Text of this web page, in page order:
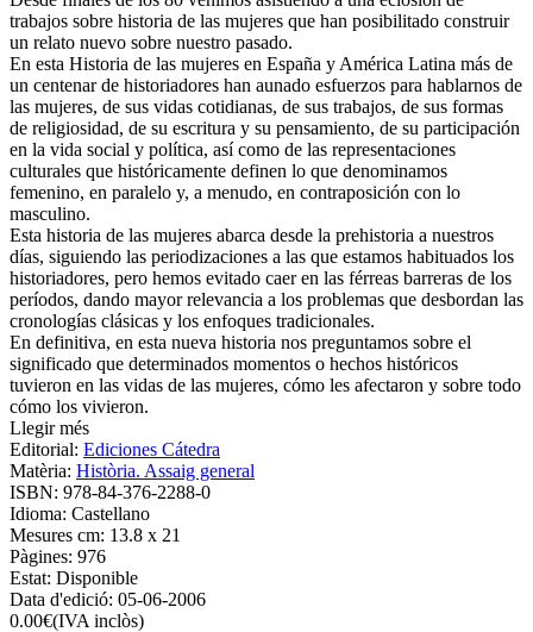
trabajos sobre historia de las mujeres que han posibilitado construir
un relato nuevo sobre nuestro pasado.
En esta Historia de las mujeres en España y América Latina más de
un centenar de historiadores han aunado esfuerzos para hablarnos de
las mujeres, de sus vidas cotidianas, de sus trabajos, de sus formas
de religiosidad, de su escritura y su pensamiento, de su participación
en la vida social y política, así como de las representaciones
culturales que históricamente definen lo que denominamos
femenino, en paralelo y, a menudo, en contraposición con lo
masculino.
Esta historia de las mujeres abarca desde la prehistoria a nuestros
días, siguiendo las periodizaciones a las que estamos habituados los
historiadores, pero hemos evitado caer en las férreas barreras de los
períodos, dando mayor relevancia a los problemas que desbordan las
cronologías clásicas y los enfoques tradicionales.
En definitiva, en esta nueva historia nos preguntamos sobre el
significado que determinados momentos o hechos históricos
tuvieron en las vidas de las mujeres, cómo les afectaron y sobre todo
cómo los vivieron.
Llegir més
Editorial: Ediciones Cátedra
Matèria: Història. Assaig general
ISBN: 978-84-376-2288-0
Idioma: Castellano
Mesures cm: 13.8 x 21
Pàgines: 976
Estat: Disponible
Data d'edició: 05-06-2006
0.00€(IVA inclòs)